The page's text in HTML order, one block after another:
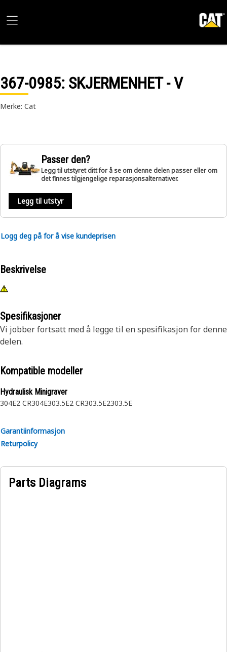
367-0985: SKJERMENHET - V
Merke: Cat
Passer den?
Legg til utstyret ditt for å se om denne delen passer eller om
det finnes tilgjengelige reparasjonsalternativer.
Legg til utstyr
Logg deg på for å vise kundeprisen
Beskrivelse
Spesifikasjoner
Vi jobber fortsatt med å legge til en spesifikasjon for denne
delen.
Kompatible modeller
Hydraulisk Minigraver
304E2 CR304E303.5E2 CR303.5E2303.5E
Garantiinformasjon
Returpolicy
Parts Diagrams